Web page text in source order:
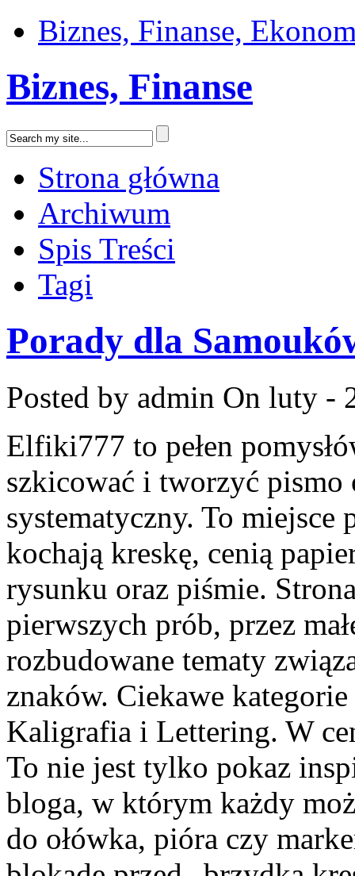
Biznes, Finanse,
Biznes, Finanse
Strona główna
Archiwum
Spis Treści
Tagi
Porady dla
Posted by admin On luty -
Elfiki777 to pełen
szkicować i tworzyć pismo
systematyczny. To miejsce
kochają kreskę, cenią
rysunku oraz piśmie.
pierwszych prób, przez
rozbudowane tematy
znaków. Ciekawe
Kaligrafia i Lettering. W
To nie jest tylko pokaz
bloga, w którym każdy
do ołówka, pióra czy